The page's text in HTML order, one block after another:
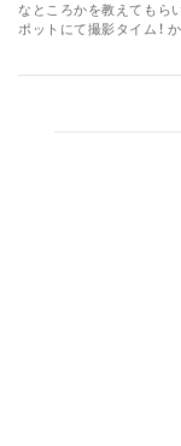
なところかを教えてもら
ポットにて撮影タイム！